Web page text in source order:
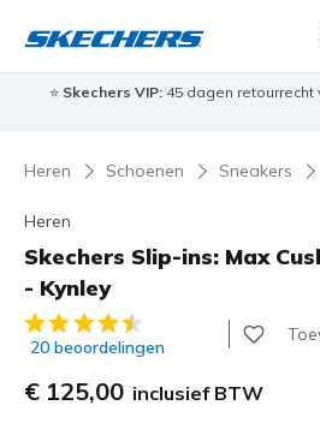
⭐ Skechers VIP:45 dagen retourrecht
Heren Schoenen Sneakers
Heren
Skechers Slip-ins: Max
- Kynley
3,8 van de 5 klantbeoordelingen
20 beoordelingen
€ 125,00 inclusief BTW